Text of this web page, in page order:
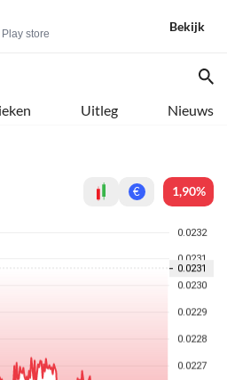
store
Bekijk
Uitleg Nieuws
€ 1,90%